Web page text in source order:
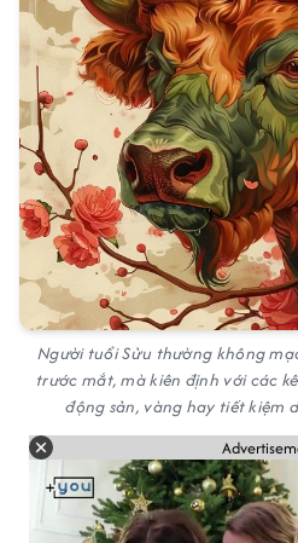
Người tuổi Sửu thường không
trước mắt, mà kiên định với các
động sản, vàng hay tiết kiệm